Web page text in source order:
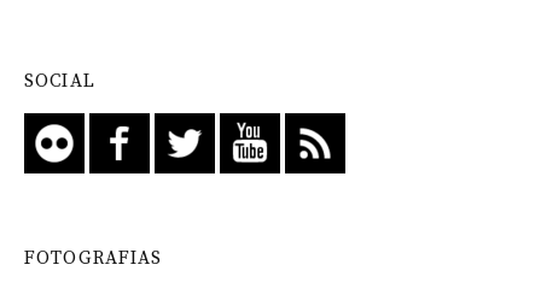
SOCIAL
FOTOGRAFIAS